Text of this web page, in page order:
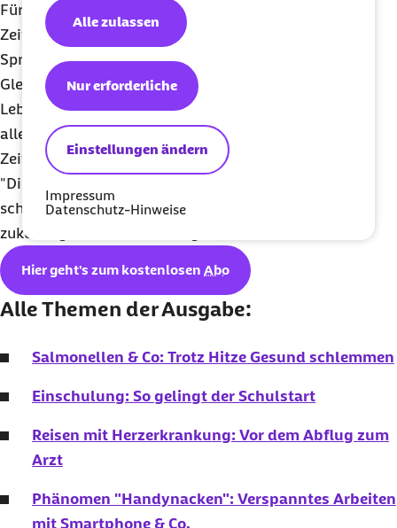
Einstellungen ändern
Nur erforderliche
Alle zulassen
Impressum
Datenschutz-Hinweise
Für das Kind ist familiäre Unterstützung in dieser
Zeit besonders wichtig. Zuhören hilft dem
Sprössling, das Erlebte zu teilen und einzuordnen.
Gleichzeitig nehmen die Eltern aktiv am neuen
Lebensabschnitt des Kindes teil und können vor
allem auch dessen Selbstbewusstsein stärken. Sich
Zeit zu nehmen fördert auch die familiäre Bindung:
"Die gemeinsame Freude über kleine Erfolge
schweißt zusammen und macht stark für
zukünftige Herausforderungen", so Jakob-Pannier.
Hier geht's zum kostenlosen Abo
Alle Themen der Ausgabe:
Salmonellen & Co: Trotz Hitze Gesund schlemmen
Einschulung: So gelingt der Schulstart
Reisen mit Herzerkrankung: Vor dem Abflug zum
Arzt
Phänomen "Handynacken": Verspanntes Arbeiten
mit Smartphone & Co.